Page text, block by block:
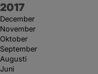
År:
2017
December
November
Oktober
September
Augusti
Juni